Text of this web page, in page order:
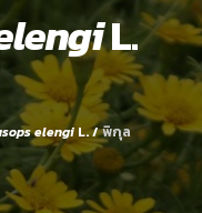
L.
elengi L./พิกุล